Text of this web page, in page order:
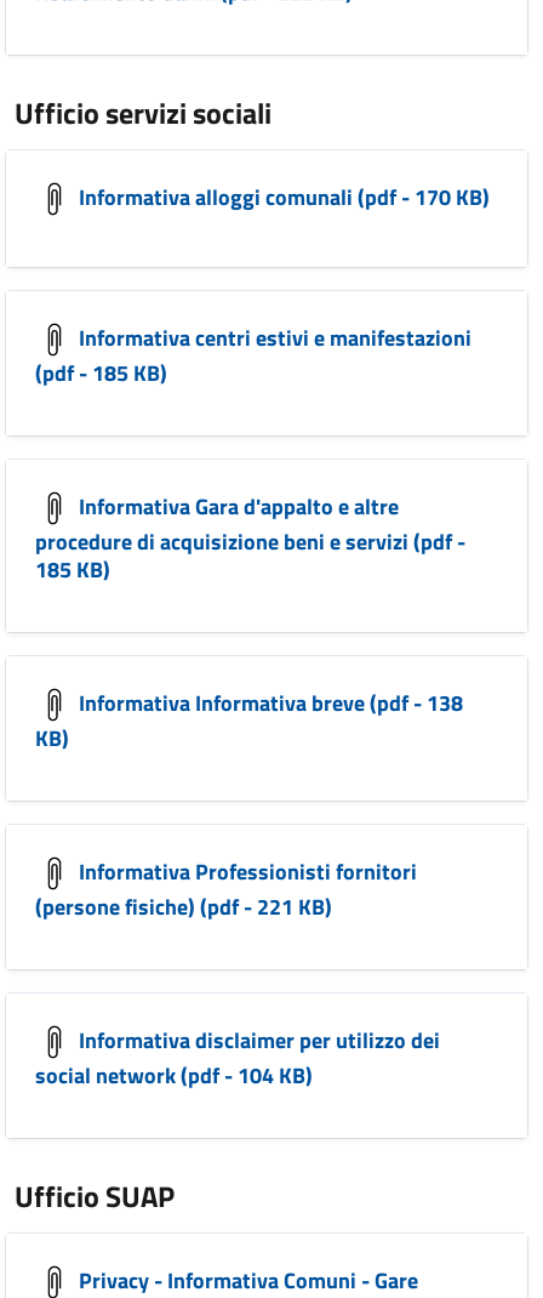
Ufficio servizi sociali
Informativa alloggi comunali (pdf - 170 KB)
Informativa centri estivi e manifestazioni
(pdf - 185 KB)
Informativa Gara d'appalto e altre
procedure di acquisizione beni e servizi (pdf -
185 KB)
Informativa Informativa breve (pdf - 138
KB)
Informativa Professionisti fornitori
(persone fisiche) (pdf - 221 KB)
Informativa disclaimer per utilizzo dei
social network (pdf - 104 KB)
Ufficio SUAP
Privacy - Informativa Comuni - Gare